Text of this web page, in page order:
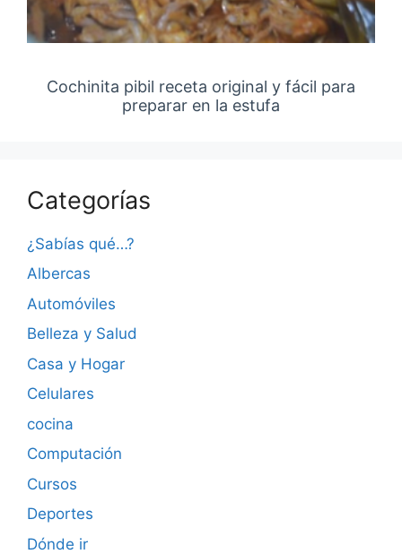
Cochinita pibil receta original y fácil para
preparar en la estufa
Categorías
¿Sabías qué…?
Albercas
Automóviles
Belleza y Salud
Casa y Hogar
Celulares
cocina
Computación
Cursos
Deportes
Dónde ir